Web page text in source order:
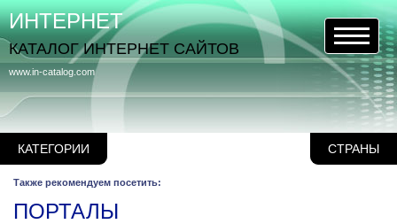
КАТЕГОРИИ СТРАНЫ
www.in-catalog.com
ИНТЕРНЕТ
КАТАЛОГ ИНТЕРНЕТ САЙТОВ
Также рекомендуем посетить:
ПОРТАЛЫ